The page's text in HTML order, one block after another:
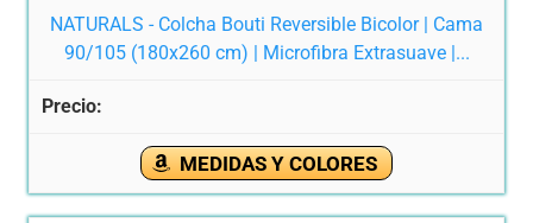
NATURALS - Colcha Bouti Reversible Bicolor | Cama
90/105 (180x260 cm) | Microfibra Extrasuave |...
MEDIDAS Y COLORES